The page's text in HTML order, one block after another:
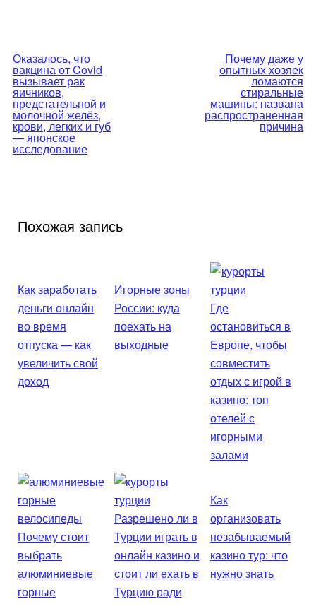
Навигация
по
записям
Оказалось, что
вакцина от Covid
вызывает рак
яичников,
предстательной и
молочной желёз,
крови, легких и губ
— японское
исследование
Почему даже у
опытных хозяек
ломаются
стиральные
машины: названа
распространенная
причина
Похожая запись
Как заработать
деньги онлайн
во время
отпуска — как
увеличить свой
доход
Игорные зоны
России: куда
поехать на
выходные
Где
остановиться в
Европе, чтобы
совместить
отдых с игрой в
казино: топ
отелей с
игорными
залами
Почему стоит
выбрать
алюминиевые
горные
Разрешено ли в
Турции играть в
онлайн казино и
стоит ли ехать в
Турцию ради
Как
организовать
незабываемый
казино тур: что
нужно знать